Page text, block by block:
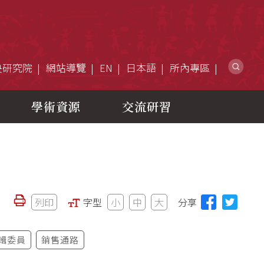
究院 網站導覽 EN 日本語 所內專區
學術資源 交流研習
列印 字型 小 中 大 分享
委員 銷售通路